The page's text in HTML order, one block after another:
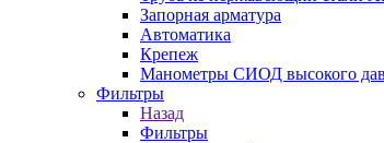
Запорная арматура
Автоматика
Крепеж
Манометры СИОД высокого
Фильтры
Назад
Фильтры